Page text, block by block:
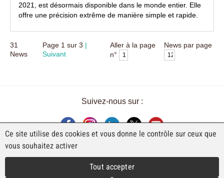
2021, est désormais disponible dans le monde entier. Elle
offre une précision extrême de manière simple et rapide.
31
News
Page 1 sur3
Suivant
Aller à la page
n°
News par page
Suivez-nous sur :
UNE EXPOSITION DE FAJI SA
Rue Industrielle 98
Ce site utilise des cookies et vous donne le contrôle sur ceux que
vous souhaitez activer
Tout accepter